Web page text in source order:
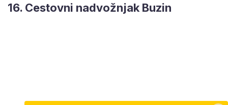
16. Cestovni nadvožnjak Buzin